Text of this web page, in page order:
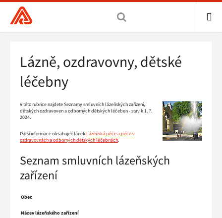
Všeobecná
zdravotní
hlavní
stránka
Drobečková
navigace
Lázně, ozdravovny, dětské
léčebny
V této rubrice najdete Seznamy smluvních lázeňských zařízení,
dětských ozdravoven a odborných dětských léčeben - stav k 1. 7.
2024.
Další informace obsahuje článek Lázeňská péče a péče v
ozdravovnách a odborných dětských léčebnách.
Seznam smluvních lázeňských
zařízení
Obec
Název lázeňského zařízení